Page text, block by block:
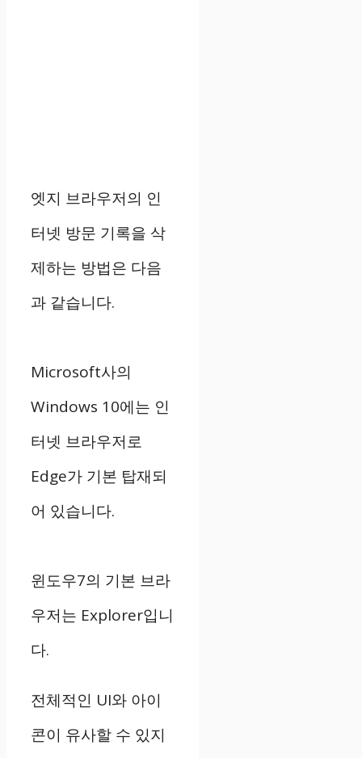
엣지 브라우저의 인
터넷 방문 기록을 삭
제하는 방법은 다음
과 같습니다.
Microsoft사의
Windows 10에는 인
터넷 브라우저로
Edge가 기본 탑재되
어 있습니다.
윈도우7의 기본 브라
우저는 Explorer입니
다.
전체적인 UI와 아이
콘이 유사할 수 있지